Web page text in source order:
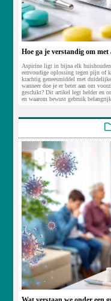
Hoe ga je verstandig om met
Aspirine ligt in bijna elk huishouden
eenvoudige oplossing tegen pijn of
krachtig geneesmiddel met
wanneer doe je er beter aan om
geschikt? Dit artikel legt helder en
en waarom bewust gebruik